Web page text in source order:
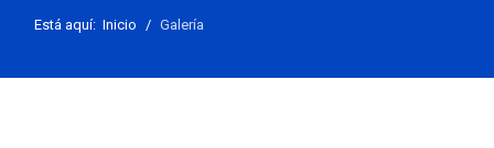
Está aquí: Inicio Galería